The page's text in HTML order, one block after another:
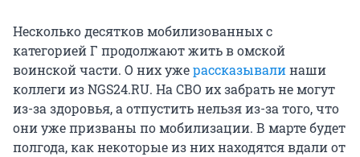
Несколько десятков мобилизованных с
категорией Г продолжают жить в омской
воинской части. О них ужерассказывалинаши
коллеги из NGS24.RU. На СВО их забрать не могут
из-за здоровья, а отпустить нельзя из-за того, что
они уже призваны по мобилизации. В марте будет
полгода, как некоторые из них находятся вдали от